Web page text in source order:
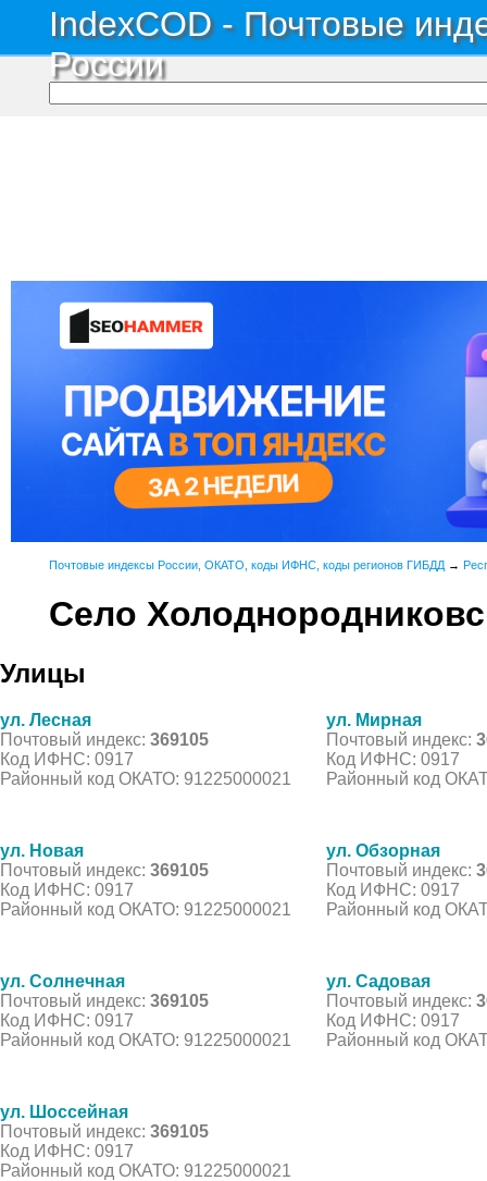
IndexCOD - Почтовые
России
Почтовые индексы России, ОКАТО, коды ИФНС, коды регионов ГИБДД →
Село
Улицы
ул. Лесная
Почтовый индекс: 369105
Код ИФНС: 0917
Районный код ОКАТО: 91225000021
ул. Мирная
Почтовый индекс:
Код ИФНС: 0917
Районный код
ул. Новая
Почтовый индекс: 369105
Код ИФНС: 0917
Районный код ОКАТО: 91225000021
ул. Обзорная
Почтовый индекс:
Код ИФНС: 0917
Районный код
ул. Солнечная
Почтовый индекс: 369105
Код ИФНС: 0917
Районный код ОКАТО: 91225000021
ул. Садовая
Почтовый индекс:
Код ИФНС: 0917
Районный код
ул. Шоссейная
Почтовый индекс: 369105
Код ИФНС: 0917
Районный код ОКАТО: 91225000021